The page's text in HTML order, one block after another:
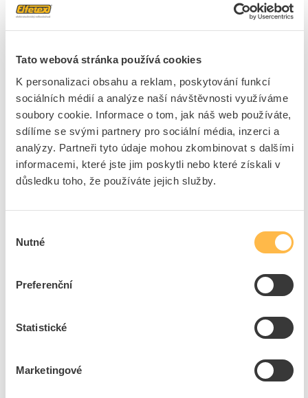
Tato webová stránka používá cookies
K personalizaci obsahu a reklam, poskytování funkcí
sociálních médií a analýze naší návštěvnosti využíváme
soubory cookie. Informace o tom, jak náš web používáte,
sdílíme se svými partnery pro sociální média, inzerci a
analýzy. Partneři tyto údaje mohou zkombinovat s dalšími
informacemi, které jste jim poskytli nebo které získali v
důsledku toho, že používáte jejich služby.
souhlasu
Nutné
Preferenční
Statistické
Marketingové
EAN
4050300873398
Značka
OSRAM
Cena s DPH 284,70 Kč/ks
ks do košíku
Přidat k porovnání
1 ks
5,02 Kč/ks
ks do košíku
5dní